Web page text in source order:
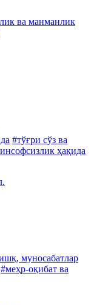
ва манманлик
#тўғри сўз ва
ҳақида
муносабатлар
#меҳр-оқибат ва